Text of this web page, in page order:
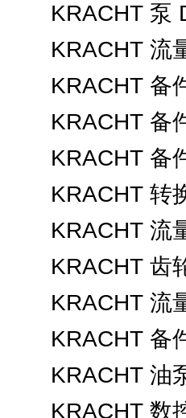
KRACHT 泵
KRACHT 流
KRACHT 备
KRACHT 备
KRACHT 备
KRACHT 转
KRACHT 流
KRACHT 齿
KRACHT 流
KRACHT 备
KRACHT 油
KRACHT 数